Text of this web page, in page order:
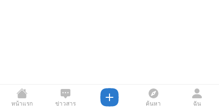
หน้าแรก ข่าวสาร ค้นหา ฉัน